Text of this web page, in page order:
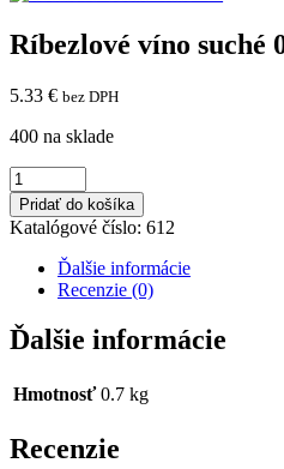
Ríbezlové víno
5.33 € bez DPH
400 na sklade
Pridať do košíka
Katalógové číslo: 612
Ďalšie informácie
Recenzie (0)
Ďalšie informácie
Hmotnosť 0.7 kg
Recenzie